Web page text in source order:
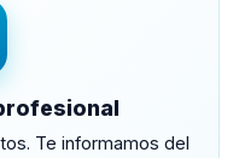
Te informamos del